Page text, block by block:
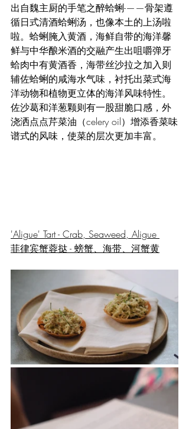
出自魏主厨的手笔之醉蛤蜊-——骨架遵
循日式清酒蛤蜊汤，也像本土的上汤啦
啦。蛤蜊腌入黄酒，海鲜自带的海洋馨
鲜与中华酿米酒的交融产生出咀嚼弹牙
蛤肉中有黄酒香，海带丝沙拉之加入则
辅佐蛤蜊的咸海水气味，衬托出菜式海
洋动物和植物更立体的海洋风味特性。
佐沙葛和洋葱颗则有一股甜脆口感，外
浇洒点点芹菜油（celery oil）增添香菜味
谱式的风味，使菜的层次更加丰富。
'Aligue' Tart - Crab, Seaweed, Aligue
菲律宾蟹蓉挞 - 螃蟹、海带、河蟹黄